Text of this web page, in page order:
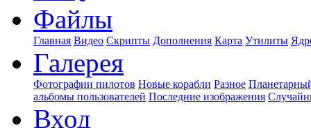
Файлы
Главная Видео Скрипты Дополнения Карта Утилиты
Галерея
Фотографии пилотов Новые корабли Разное
альбомы пользователей Последние изображения
Вход